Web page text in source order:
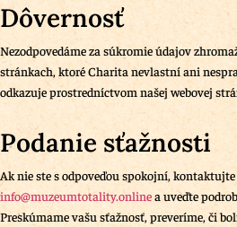
Dôvernosť
Nezodpovedáme za súkromie údajov
stránkach, ktoré Charita nevlastní ani
odkazuje prostredníctvom našej webovej
Podanie sťažnosti
Ak nie ste s odpoveďou spokojní, kontaktujte
info@muzeumtotality.onlinea uveďte
Preskúmame vašu sťažnosť, preveríme, či